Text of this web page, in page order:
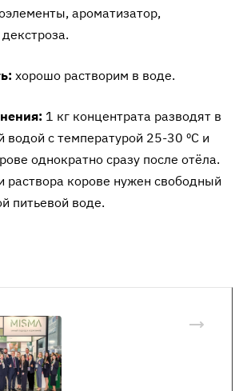
ароматизатор,
хорошо растворим в воде.
1 кг концентрата разводят в
водой с температурой 25-30 ºС и
однократно сразу после отёла.
раствора корове нужен свободный
питьевой воде.